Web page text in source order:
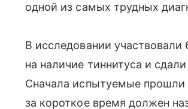
одной из самых трудных
В исследовании
на наличие тиннитуса и
Сначала испытуемые прошли
за короткое время должен